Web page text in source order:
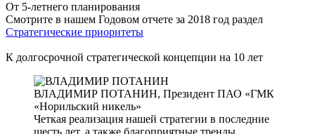
От 5-летнего планирования
Смотрите в нашем Годовом отчете за 2018 год раздел
Стратегические приоритеты
К долгосрочной стратегической концепции на 10 лет
ВЛАДИМИР ПОТАНИН, Президент ПАО «ГМК
«Норильский никель»
Четкая реализация нашей стратегии в последние
шесть лет, а также благоприятные тренды